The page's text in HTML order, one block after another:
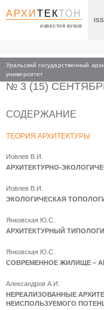
АРХИТЕКТОН
ИЗВЕСТИЯ ВУЗОВ
Уральский государственный
университет
Главная Архив номеров
№ 3 (15)
СОДЕРЖАНИЕ
ТЕОРИЯ АРХИТЕКТУРЫ
Иовлев В.И.
АРХИТЕКТУРНО-
Иовлев В.И.
ЭКОЛОГИЧЕСКАЯ
Янковская Ю.С.
АРХИТЕКТУРНЫЙ
Янковская Ю.С.
СОВРЕМЕННОЕ ЖИЛИЩЕ –
Александров А.И.
НЕРЕАЛИЗОВАННЫЕ
НЕИСПОЛЬЗУЕМОГО